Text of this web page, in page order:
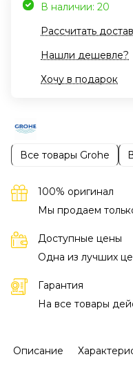
В наличии: 20
Рассчитать
Нашли дешевле?
Хочу в подарок
Все товары Grohe
100% оригинал
Мы продаем
Доступные цены
Одна из лучших
Гарантия
На все товары
Описание